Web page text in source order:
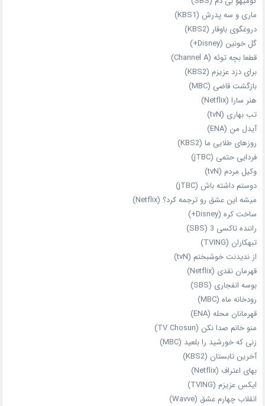
ماری و سه پدرش (KBS1)
دروغگوی باوقار (KBS2)
گل خونین (Disney+)
قطعا بچه توئه (Channel A)
برای دزد عزیزم (KBS2)
بازگشت قاضی (MBC)
هنر سارا (Netflix)
تب بهاری (tvN)
آیدل من (ENA)
روزهای طلایی ما (KBS2)
فردایی حتمی (jTBC)
وکیل مردم (tvN)
دوستم داشته باش (jTBC)
میشه این عشق رو ترجمه کرد؟ (Netflix)
ساخت کره (Disney+)
راننده تاکسی 3 (SBS)
تبهکاران (TVING)
از ندیدنت خوشبختم (tvN)
قهرمان نقدی (Netflix)
بوسه انفجاری (SBS)
رودخانه ماه (MBC)
قهرمانان محله (ENA)
منو خانم صدا نکن (TV Chosun)
زنی که خورشید را بلعید (MBC)
آخرین تابستان (KBS2)
بهای اعتراف (Netflix)
ایکس عزیزم (TVING)
انقلاب چهارم عشق (Wavve)